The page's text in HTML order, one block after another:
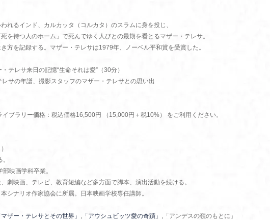
れるインド、カルカッタ（コルカタ）のスラムに身を投じ、
を待つ人のホーム」で死んでゆく人びとの最期を看とるマザー・テレサ。
方を記録する。マザー・テレサは1979年、ノーベル平和賞を受賞した。
テレサ来日の記憶“生命それは愛”（30分）
サの年譜、撮影スタッフのマザー・テレサとの思い出
ブラリー価格：税込価格16,500円 （15,000円＋税10%） をご利用ください。
映画学科卒業。
劇映画、テレビ、教育短編など多方面で脚本、演出活動を続ける。
シナリオ作家協会に所属。日本映画学校専任講師。
マザー・テレサとその世界」 , 「アウシュビッツ愛の奇蹟」 ,「アンデスの嶺のもとに」